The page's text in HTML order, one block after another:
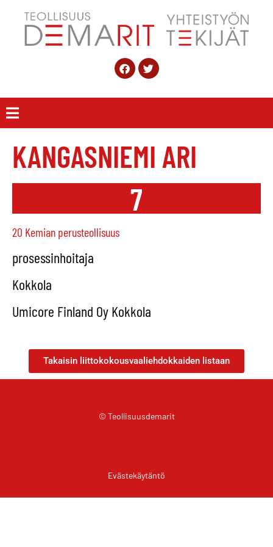
KANGASNIEMI ARI
7
20 Kemian perusteollisuus
prosessinhoitaja
Kokkola
Umicore Finland Oy Kokkola
Takaisin liittokokousvaaliehdokkaiden listaan
© Teollisuusdemarit
Evästekäytäntö